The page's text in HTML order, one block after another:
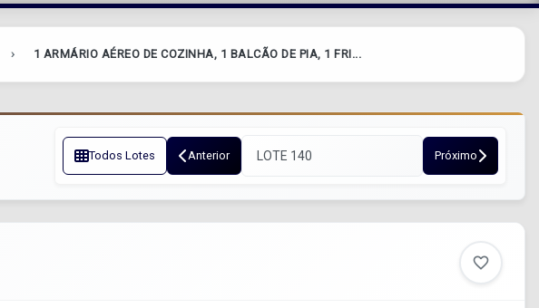
1 ARMÁRIO AÉREO DE COZINHA, 1 BALCÃO DE PIA, 1 FRI...
Todos Lotes Anterior Próximo
favorite_border